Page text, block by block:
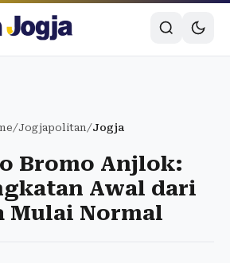
/Jogjapolitan/Jogja
Bromo Anjlok:
Awal dari
Mulai Normal